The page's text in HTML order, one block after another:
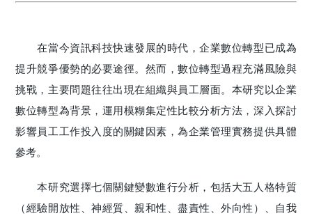
在當今資訊科技快速發展的時代，企業數位轉型已成為
提升競爭優勢的必要途徑。然而，數位轉型過程充滿風險與
挑戰，主要問題往往出現在組織與員工層面。本研究以企業
數位轉型為背景，運用模糊集定性比較分析方法，深入探討
影響員工工作投入度的關鍵因素，為企業管理實務提供具體
參考。
本研究選擇七個關鍵變數進行分析，包括大五人格特質
（經驗開放性、神經質、親和性、盡責性、外向性）、自我